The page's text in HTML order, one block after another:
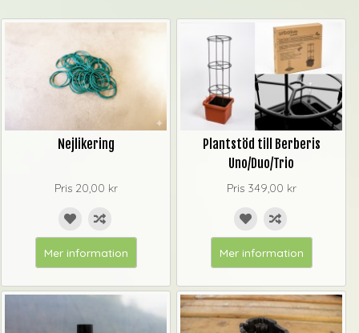
Nejlikering
Pris 20,00 kr
Mer information
Plantstöd till Berberis
Uno/Duo/Trio
Pris 349,00 kr
Mer information